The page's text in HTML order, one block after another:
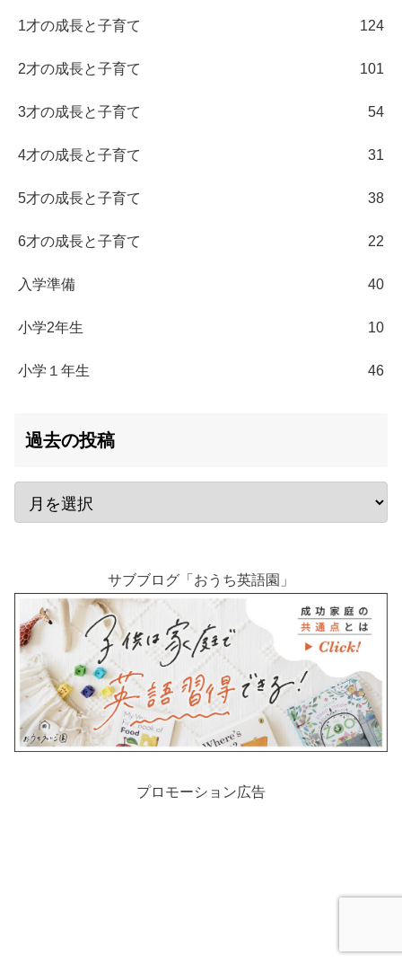
1才の成長と子育て 124
2才の成長と子育て 101
3才の成長と子育て 54
4才の成長と子育て 31
5才の成長と子育て 38
6才の成長と子育て 22
入学準備 40
小学2年生 10
小学１年生 46
過去の投稿
サブブログ「おうち英語園」
プロモーション広告